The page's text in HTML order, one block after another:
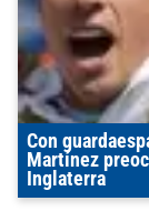
Con
Martínez
Inglaterra